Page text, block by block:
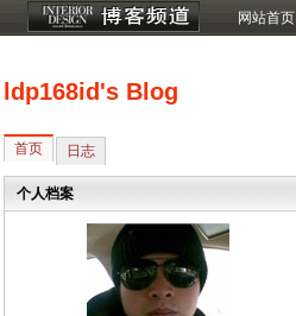
网站首页
ldp168id's Blog
首页 日志
个人档案